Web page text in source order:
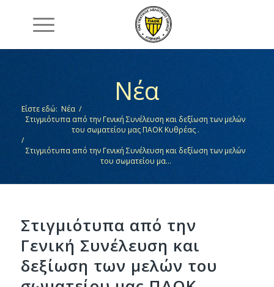
Νέα
Είστε εδώ: Νέα /
Στιγμιότυπα από την Γενική Συνέλευση και δεξίωση των μελών
του σωματείου μας ΠΑΟΚ Κυθρέας .
/
Στιγμιότυπα από την Γενική Συνέλευση και δεξίωση των μελών
του σωματείου μα...
Στιγμιότυπα από την
Γενική Συνέλευση και
δεξίωση των μελών του